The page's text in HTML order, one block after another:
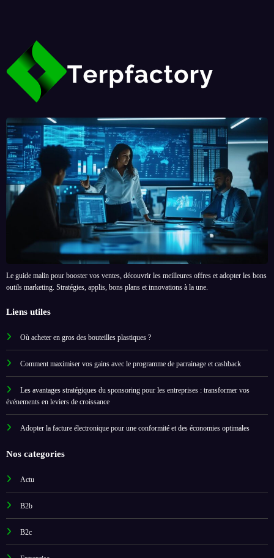
Le guide malin pour booster vos ventes, découvrir les meilleures offres et adopter les bons
outils marketing. Stratégies, applis, bons plans et innovations à la une.
Liens utiles
Où acheter en gros des bouteilles plastiques ?
Comment maximiser vos gains avec le programme de parrainage et cashback
Les avantages stratégiques du sponsoring pour les entreprises : transformer vos
événements en leviers de croissance
Adopter la facture électronique pour une conformité et des économies optimales
Nos categories
Actu
B2b
B2c